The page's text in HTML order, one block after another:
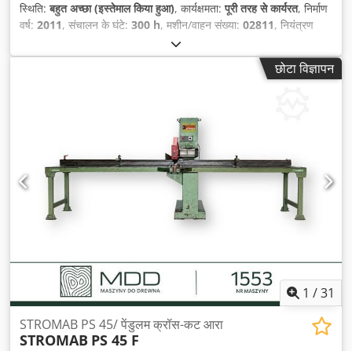
स्थिति:बहुत अच्छा (इस्तेमाल किया हुआ), कार्यक्षमता:पूरी तरह से कार्यरत, निर्माण
वर्ष: 2011, संचालन के घंटे: 300 h, मशीन/वाहन संख्या: 02811, नियंत्रण
, स्वचालन की डिग्री:
विद्युत, लेज़र घंटे:300 h, लेज़र पावर:1,350 डब्ल्यू, कार्य लंबाई:2,000 मिमी,
छोटा विज्ञापन
1 /31
STROMAB PS 45/ पेंडुलम क्रॉस-कट आरा
STROMAB PS 45 F